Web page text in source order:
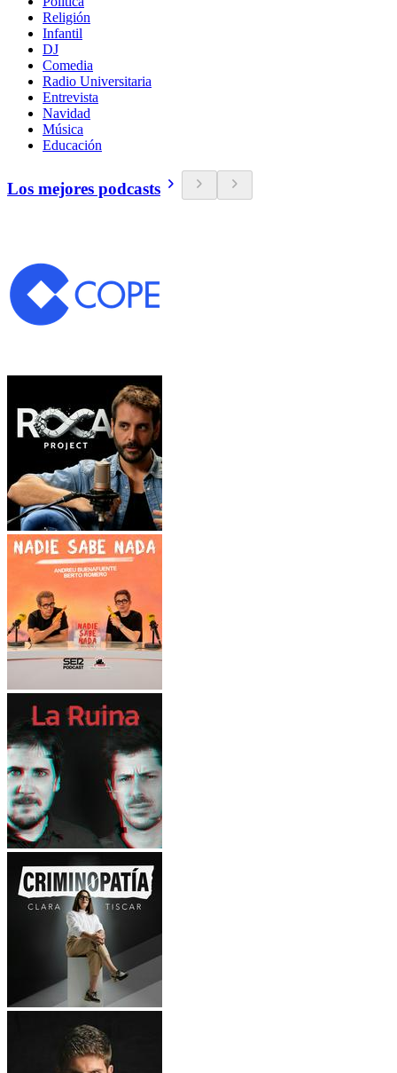
Religión
Infantil
DJ
Comedia
Radio Universitaria
Entrevista
Navidad
Música
Educación
Los mejores podcasts